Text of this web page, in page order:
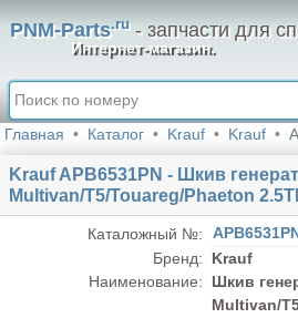
PNM-Parts.ru- запчасти для
Интернет-магазин.
Главная Каталог Krauf Krauf
Krauf APB6531PN - Шкив
Multivan/T5/Touareg/Phaeton
Каталожный №:
Бренд:
Krauf
Наименование:
Шкив
Multivan/